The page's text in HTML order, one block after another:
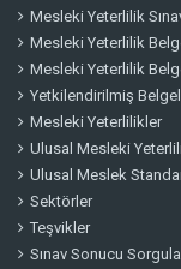
Mesleki Yeterlilik
Mesleki Yeterlilik
Mesleki Yeterlilik
Yetkilendirilmiş
Mesleki Yeterlilikler
Ulusal Mesleki
Ulusal Meslek
Sektörler
Teşvikler
Sınav Sonucu